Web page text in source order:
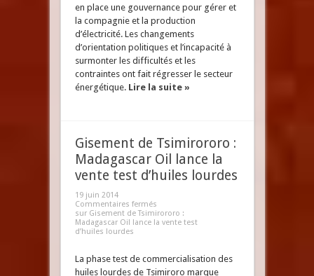
en place une gouvernance pour gérer et
la compagnie et la production
d’électricité. Les changements
d’orientation politiques et l’incapacité à
surmonter les difficultés et les
contraintes ont fait régresser le secteur
énergétique. Lire la suite »
Gisement de Tsimirororo :
Madagascar Oil lance la
vente test d’huiles lourdes
19 juin 2014
Commentaires fermés
sur Gisement de Tsimirororo :
Madagascar Oil lance la vente test
d’huiles lourdes
La phase test de commercialisation des
huiles lourdes de Tsimiroro marque